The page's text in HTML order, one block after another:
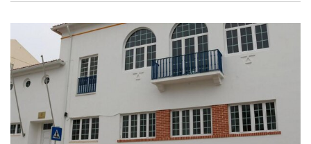
Câmara da Nazaré lidera ranking